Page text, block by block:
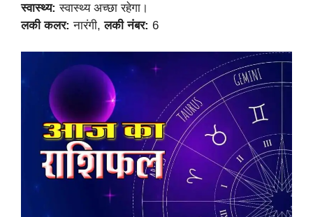
स्वास्थ्य: स्वास्थ्य अच्छा रहेगा।
लकी कलर: नारंगी,लकी नंबर: 6